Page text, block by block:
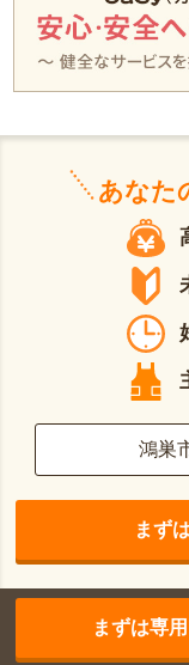
あなた
鴻巣
まず
まずは専